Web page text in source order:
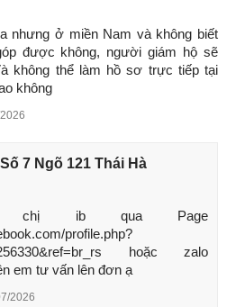
nhưng ở miền Nam và không biết
được không, người giám hộ sẽ
không thể làm hồ sơ trực tiếp tại
không
7 Ngõ 121 Thái Hà
chị ib qua Page
profile.php?
hoặc zalo
em tư vấn lên đơn ạ
2026